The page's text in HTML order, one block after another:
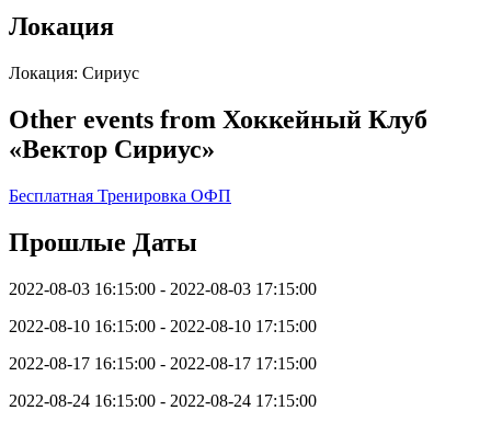
Локация
Локация: Сириус
Other events from Хоккейный Клуб
«Вектор Сириус»
Бесплатная Тренировка ОФП
Прошлые Даты
2022-08-03 16:15:00 - 2022-08-03 17:15:00
2022-08-10 16:15:00 - 2022-08-10 17:15:00
2022-08-17 16:15:00 - 2022-08-17 17:15:00
2022-08-24 16:15:00 - 2022-08-24 17:15:00